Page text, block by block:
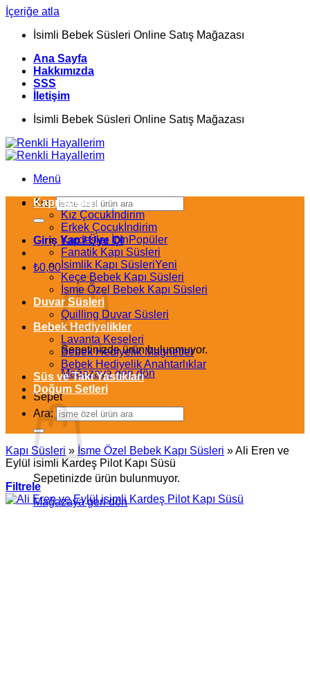
İçeriğe atla
İsimli Bebek Süsleri Online Satış Mağazası
Ana Sayfa
Hakkımızda
SSS
İletişim
İsimli Bebek Süsleri Online Satış Mağazası
Menü
Ara:
Giriş Yap / Üye Ol
₺0,00
Sepetinizde ürün bulunmuyor.
Mağazaya geri dön
Sepet
Sepetinizde ürün bulunmuyor.
Mağazaya geri dön
Kapı Süsleri
Kız Çocuk
Erkek Çocuk
Kardeşler İçin
Fanatik Kapı Süsleri
İsimlik Kapı Süsleri
Keçe Bebek Kapı Süsleri
İsme Özel Bebek Kapı Süsleri
Duvar Süsleri
Quilling Duvar Süsleri
Bebek Hediyelikler
Lavanta Keseleri
Bebek Hediyelik Magnetler
Bebek Hediyelik Anahtarlıklar
Süs ve Takı Yastıkları
Doğum Setleri
Ara:
Kapı Süsleri » İsme Özel Bebek Kapı Süsleri »Ali Eren ve
Eylül isimli Kardeş Pilot Kapı Süsü
Filtrele